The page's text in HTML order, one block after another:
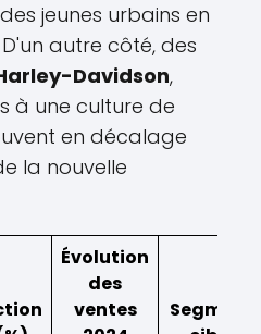
jeunes urbains en
autre côté, des
Davidson,
à une culture de
en décalage
la nouvelle
Évolution
des
ventes
Segment